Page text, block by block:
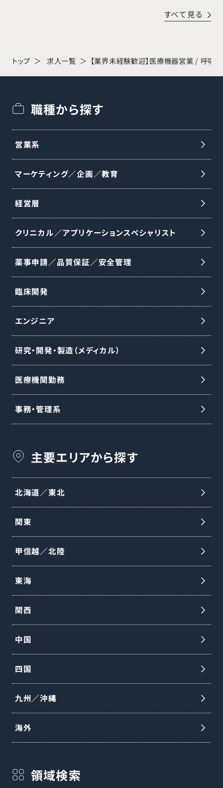
脊椎疾患の治療に貢献しています。リーディ
案にも注力しています。 【魅力・やりがい】
難易度の高い手術を支える仕事であり、患
す。研修はボーンモデルを用いたハンズオン
とオンライン学習、集合研修・OJTを組み合
わせて行い、未経験からでも段階的に知識
と実践力を習得できます。 【業務内容】 ○医
師への製品紹介・情報提供および手術の打
ち合わせ ○手術立会い ○手術に必要な器
械・インプラントの手配と医療機器の説明 ○
医師・代理店・看護師向けの勉強会の実施
外科事業は分離・独立し、DePuy Synthes
として新会社設立予定です。18〜24ヶ月以
内のセパレーション完了を見込み、本ポジ
ションは完了後、同社の雇用体系・制度・福
利厚生が適用されます。詳細は適切なタイ
すべて見る
トップ 求人一覧 【業界未経験歓迎】医療機器営業 / 呼吸
職種から探す
営業系
マーケティング／企画／教育
経営層
クリニカル／アプリケーションスペシャリスト
薬事申請／品質保証／安全管理
臨床開発
エンジニア
研究・開発・製造（メディカル）
医療機関勤務
事務・管理系
主要エリアから探す
北海道／東北
関東
甲信越／北陸
東海
関西
中国
四国
九州／沖縄
海外
領域検索